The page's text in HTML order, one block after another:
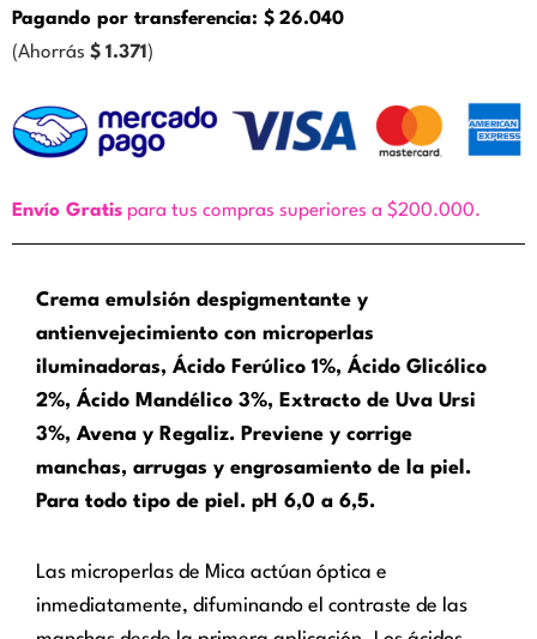
Pagando por transferencia: $ 26.040
(Ahorrás $ 1.371 )
Envío Gratis para tus compras superiores a $200.000.
Crema emulsión despigmentante y
antienvejecimiento con microperlas
iluminadoras, Ácido Ferúlico 1%, Ácido Glicólico
2%, Ácido Mandélico 3%, Extracto de Uva Ursi
3%, Avena y Regaliz. Previene y corrige
manchas, arrugas y engrosamiento de la piel.
Para todo tipo de piel. pH 6,0 a 6,5.
Las microperlas de Mica actúan óptica e
inmediatamente, difuminando el contraste de las